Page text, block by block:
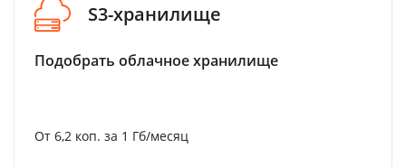
S3-хранилище
Подобрать облачное хранилище
От 6,2 коп. за 1 Гб/месяц